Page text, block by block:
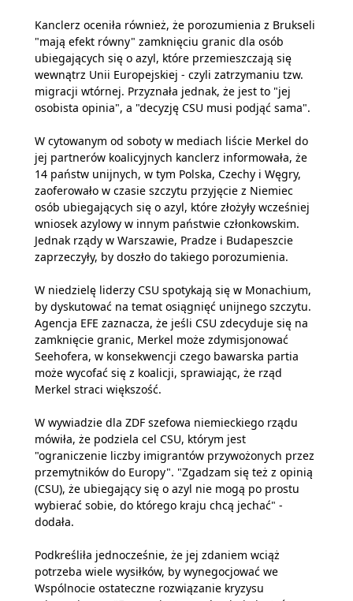
Kanclerz oceniła również, że porozumienia z Brukseli
"mają efekt równy" zamknięciu granic dla osób
ubiegających się o azyl, które przemieszczają się
wewnątrz Unii Europejskiej - czyli zatrzymaniu tzw.
migracji wtórnej. Przyznała jednak, że jest to "jej
osobista opinia", a "decyzję CSU musi podjąć sama".
W cytowanym od soboty w mediach liście Merkel do
jej partnerów koalicyjnych kanclerz informowała, że
14 państw unijnych, w tym Polska, Czechy i Węgry,
zaoferowało w czasie szczytu przyjęcie z Niemiec
osób ubiegających się o azyl, które złożyły wcześniej
wniosek azylowy w innym państwie członkowskim.
Jednak rządy w Warszawie, Pradze i Budapeszcie
zaprzeczyły, by doszło do takiego porozumienia.
W niedzielę liderzy CSU spotykają się w Monachium,
by dyskutować na temat osiągnięć unijnego szczytu.
Agencja EFE zaznacza, że jeśli CSU zdecyduje się na
zamknięcie granic, Merkel może zdymisjonować
Seehofera, w konsekwencji czego bawarska partia
może wycofać się z koalicji, sprawiając, że rząd
Merkel straci większość.
W wywiadzie dla ZDF szefowa niemieckiego rządu
mówiła, że podziela cel CSU, którym jest
"ograniczenie liczby imigrantów przywożonych przez
przemytników do Europy". "Zgadzam się też z opinią
(CSU), że ubiegający się o azyl nie mogą po prostu
wybierać sobie, do którego kraju chcą jechać" -
dodała.
Podkreśliła jednocześnie, że jej zdaniem wciąż
potrzeba wiele wysiłków, by wynegocjować we
Wspólnocie ostateczne rozwiązanie kryzysu